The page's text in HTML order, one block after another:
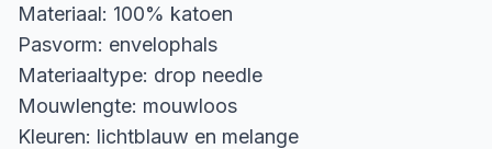
Materiaal: 100% katoen
Pasvorm: envelophals
Materiaaltype: drop needle
Mouwlengte: mouwloos
Kleuren: lichtblauw en melange